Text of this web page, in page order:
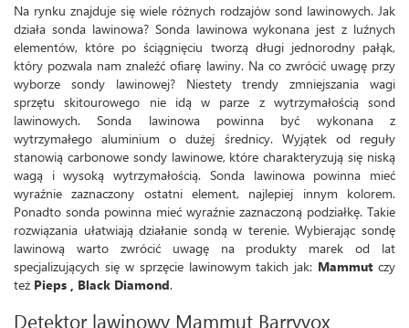
Na rynku znajduje się wiele różnych rodzajów sond lawinowych. Jak
działa sonda lawinowa? Sonda lawinowa wykonana jest z luźnych
elementów, które po ściągnięciu tworzą długi jednorodny pałąk,
który pozwala nam znaleźć ofiarę lawiny. Na co zwrócić uwagę przy
wyborze sondy lawinowej? Niestety trendy zmniejszania wagi
sprzętu skitourowego nie idą w parze z wytrzymałością sond
lawinowych. Sonda lawinowa powinna być wykonana z
wytrzymałego aluminium o dużej średnicy. Wyjątek od reguły
stanowią carbonowe sondy lawinowe, które charakteryzują się niską
wagą i wysoką wytrzymałością. Sonda lawinowa powinna mieć
wyraźnie zaznaczony ostatni element, najlepiej innym kolorem.
Ponadto sonda powinna mieć wyraźnie zaznaczoną podziałkę. Takie
rozwiązania ułatwiają działanie sondą w terenie. Wybierając sondę
lawinową warto zwrócić uwagę na produkty marek od lat
specjalizujących się w sprzęcie lawinowym takich jak: Mammutczy
też Pieps , Black Diamond.
Detektor lawinowy Mammut Barryvox